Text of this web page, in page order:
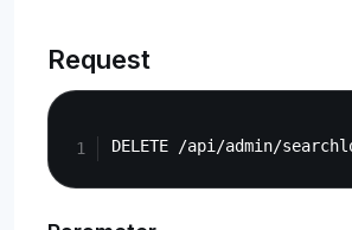
Request